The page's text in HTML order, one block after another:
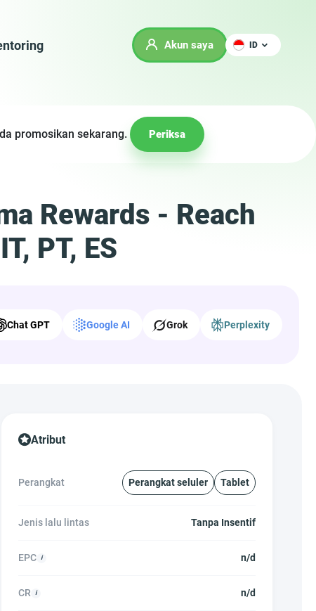
Akun saya ID
promosikan sekarang. Periksa
Rewards - Reach
PT, ES
Chat GPT Google AI Grok Perplexity
Atribut
Perangkat Perangkat seluler Tablet
Jenis lalu lintas Tanpa Insentif
EPC n/d
CR n/d